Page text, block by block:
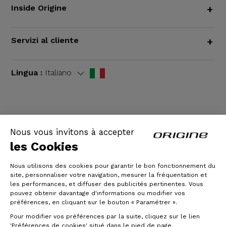
Nous vous invitons à accepter
les Cookies
Nous utilisons des cookies pour garantir le bon fonctionnement du
site, personnaliser votre navigation, mesurer la fréquentation et
les performances, et diffuser des publicités pertinentes. Vous
pouvez obtenir davantage d'informations ou modifier vos
préférences, en cliquant sur le bouton « Paramétrer ».
Pour modifier vos préférences par la suite, cliquez sur le lien
'Préférences de cookies' situé dans le pied de page.
Inside Origine +
Servizi al cliente +
Lingua : Italiano
TERMINI E CONDIZIONI GENERALI
legali